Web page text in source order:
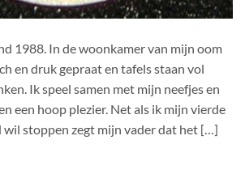
1988. In de woonkamer van mijn oom
en druk gepraat en tafels staan vol
Ik speel samen met mijn neefjes en
een hoop plezier. Net als ik mijn vierde
wil stoppen zegt mijn vader dat het […]